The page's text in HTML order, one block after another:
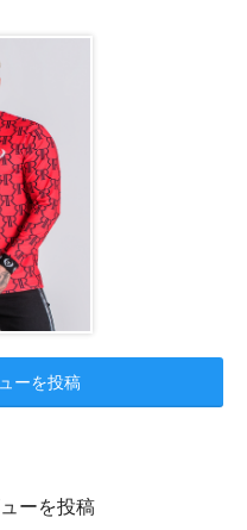
ーを投稿
ーを投稿